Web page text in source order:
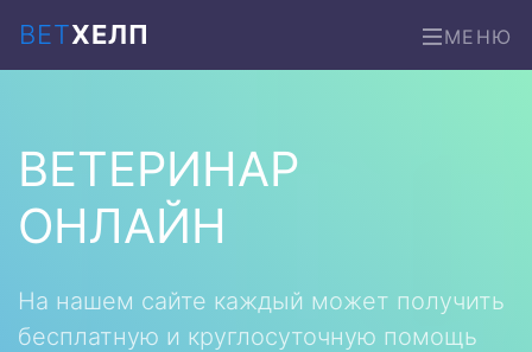
ВЕТХЕЛП МЕНЮ
ВЕТЕРИНАР
ОНЛАЙН
На нашем сайте каждый может получить
бесплатную и круглосуточную помощь